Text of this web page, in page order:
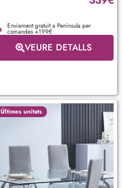
Enviament gratuït a Península per
comandes +199€
VEURE DETALLS
Últimes unitats